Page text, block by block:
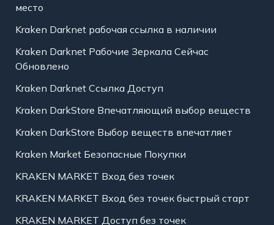
место
Kraken Darknet рабочая ссылка в наличии
Kraken Darknet Рабочие Зеркала Сейчас
Обновлено
Kraken Darknet Ссылка Доступ
Kraken DarkStore Впечатляющий выбор веществ
Kraken DarkStore Выбор веществ впечатляет
Kraken Market Безопасные Покупки
KRAKEN MARKET Вход без точек
KRAKEN MARKET Вход без точек быстрый старт
KRAKEN MARKET Доступ без точек